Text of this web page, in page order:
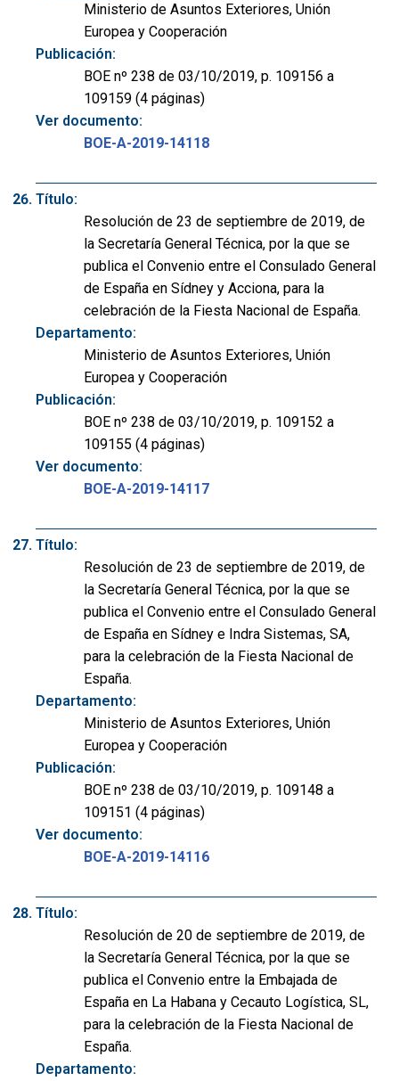
Ministerio de Asuntos Exteriores, Unión
Europea y Cooperación
Publicación:
BOE nº 238 de 03/10/2019, p. 109156 a
109159 (4 páginas)
Ver documento:
BOE-A-2019-14118
Título:
Resolución de 23 de septiembre de 2019, de
la Secretaría General Técnica, por la que se
publica el Convenio entre el Consulado General
de España en Sídney y Acciona, para la
celebración de la Fiesta Nacional de España.
Departamento:
Ministerio de Asuntos Exteriores, Unión
Europea y Cooperación
Publicación:
BOE nº 238 de 03/10/2019, p. 109152 a
109155 (4 páginas)
Ver documento:
BOE-A-2019-14117
Título:
Resolución de 23 de septiembre de 2019, de
la Secretaría General Técnica, por la que se
publica el Convenio entre el Consulado General
de España en Sídney e Indra Sistemas, SA,
para la celebración de la Fiesta Nacional de
España.
Departamento:
Ministerio de Asuntos Exteriores, Unión
Europea y Cooperación
Publicación:
BOE nº 238 de 03/10/2019, p. 109148 a
109151 (4 páginas)
Ver documento:
BOE-A-2019-14116
Título:
Resolución de 20 de septiembre de 2019, de
la Secretaría General Técnica, por la que se
publica el Convenio entre la Embajada de
España en La Habana y Cecauto Logística, SL,
para la celebración de la Fiesta Nacional de
España.
Departamento: